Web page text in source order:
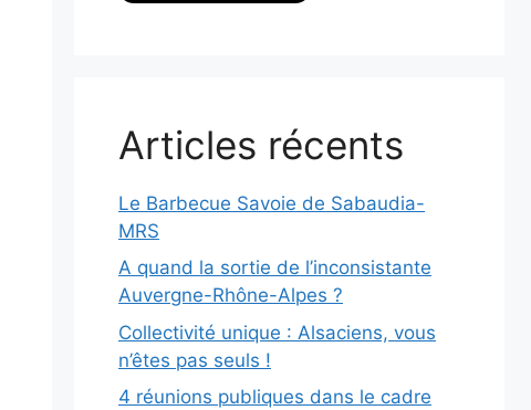
Articles récents
Le Barbecue Savoie de Sabaudia-
MRS
A quand la sortie de l’inconsistante
Auvergne-Rhône-Alpes ?
Collectivité unique : Alsaciens, vous
n’êtes pas seuls !
4 réunions publiques dans le cadre